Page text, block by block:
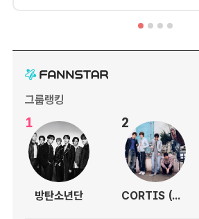
그룹랭킹
1
방탄소년단
2
CORTIS (코르티스)